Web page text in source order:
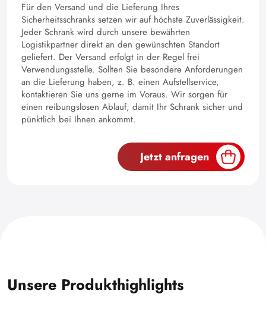
Für den Versand und die Lieferung Ihres
Sicherheitsschranks setzen wir auf höchste Zuverlässigkeit.
Jeder Schrank wird durch unsere bewährten
Logistikpartner direkt an den gewünschten Standort
geliefert. Der Versand erfolgt in der Regel frei
Verwendungsstelle. Sollten Sie besondere Anforderungen
an die Lieferung haben, z. B. einen Aufstellservice,
kontaktieren Sie uns gerne im Voraus. Wir sorgen für
einen reibungslosen Ablauf, damit Ihr Schrank sicher und
pünktlich bei Ihnen ankommt.
Jetzt anfragen
Unsere Produkthighlights